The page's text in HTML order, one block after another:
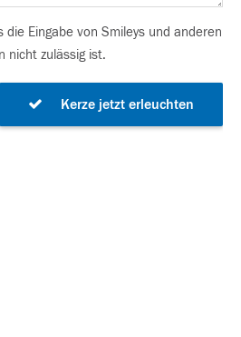
Eingabe von Smileys und anderen
nicht zulässig ist.
Kerze jetzt erleuchten